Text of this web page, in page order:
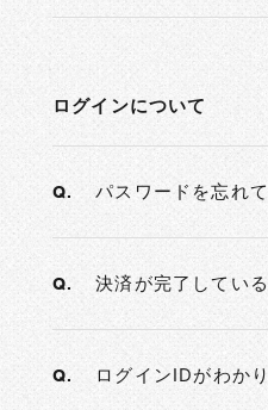
ログインについて
Q. パスワードを忘れ
Q. 決済が完了してい
Q. ログインIDがわか